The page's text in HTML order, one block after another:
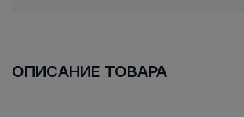
ОПИСАНИЕ ТОВАРА